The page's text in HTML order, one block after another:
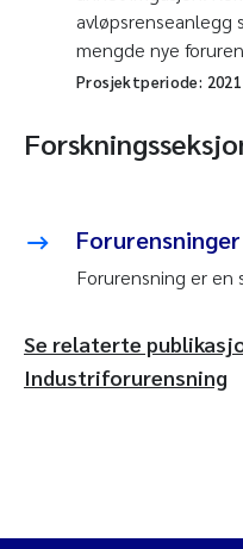
avløpsrenseanlegg
mengde nye
Prosjektperiode: 2021
Forurensning er en
Se relaterte
Industriforurensning